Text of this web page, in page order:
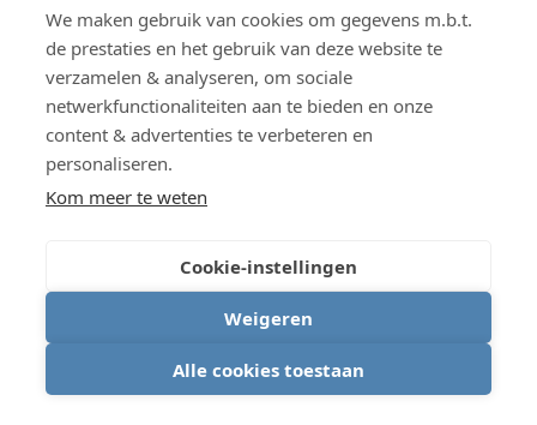
We maken gebruik van cookies om gegevens m.b.t.
de prestaties en het gebruik van deze website te
verzamelen & analyseren, om sociale
netwerkfunctionaliteiten aan te bieden en onze
content & advertenties te verbeteren en
personaliseren.
Kom meer te weten
Cookie-instellingen
Weigeren
Alle cookies toestaan